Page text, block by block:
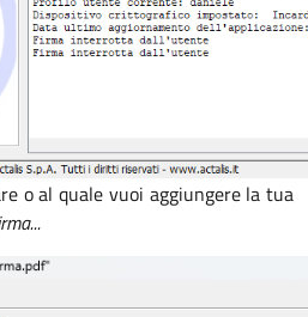
o al quale vuoi aggiungere la tua